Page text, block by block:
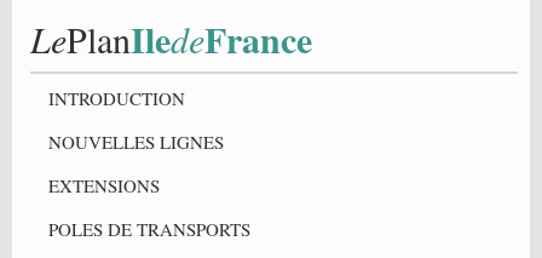
LePlanIledeFrance
INTRODUCTION
NOUVELLES LIGNES
EXTENSIONS
POLES DE TRANSPORTS